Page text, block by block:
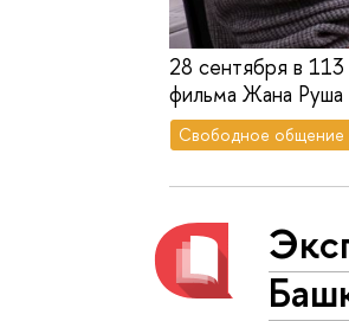
28 сентября в
фильма Жана
Свободное общение